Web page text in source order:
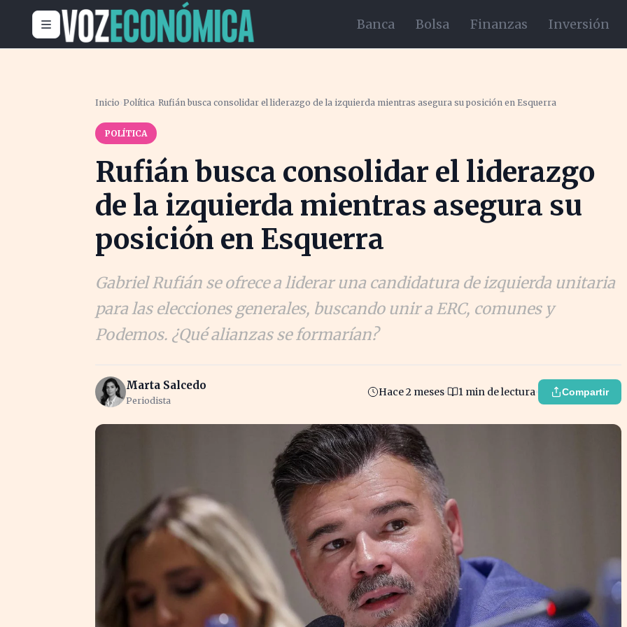
Banca Bolsa Finanzas Inversión
Inicio ›Política›Rufián busca consolidar el liderazgo de la izquierda mientras asegura su posición en Esquerra
POLÍTICA
Rufián busca consolidar el liderazgo
de la izquierda mientras asegura su
posición en Esquerra
Gabriel Rufián se ofrece a liderar una candidatura de izquierda unitaria
para las elecciones generales, buscando unir a ERC, comunes y
Podemos. ¿Qué alianzas se formarían?
Marta Salcedo
Periodista
Hace 2 meses 1 min de lectura Compartir